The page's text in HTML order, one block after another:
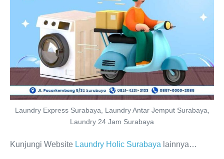
Laundry Express Surabaya, Laundry Antar Jemput Surabaya,
Laundry 24 Jam Surabaya
Kunjungi Website Laundry Holic Surabaya lainnya…